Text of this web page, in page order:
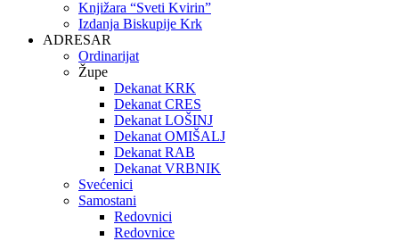
Knjižara “Sveti Kvirin”
Izdanja Biskupije Krk
ADRESAR
Ordinarijat
Župe
Dekanat KRK
Dekanat CRES
Dekanat LOŠINJ
Dekanat OMIŠALJ
Dekanat RAB
Dekanat VRBNIK
Svećenici
Samostani
Redovnici
Redovnice